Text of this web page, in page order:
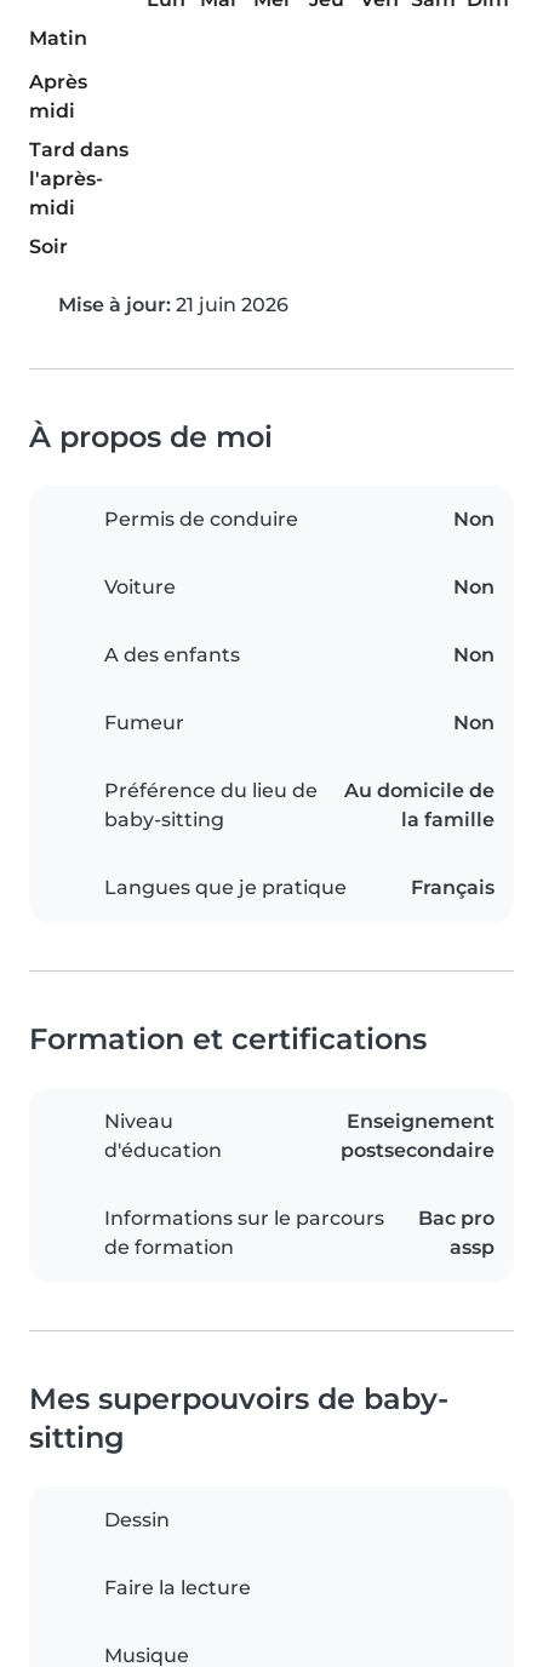
Matin
Après
midi
Tard dans
l'après-
midi
Soir
Mise à jour: 21 juin 2026
À propos de moi
Permis de conduire Non
Voiture Non
A des enfants Non
Fumeur Non
Préférence du lieu de
baby-sitting
Au domicile de
la famille
Langues que je pratique Français
Formation et certifications
Niveau
d'éducation
Enseignement
postsecondaire
Informations sur le parcours
de formation
Bac pro
assp
Mes superpouvoirs de baby-
sitting
Dessin
Faire la lecture
Musique